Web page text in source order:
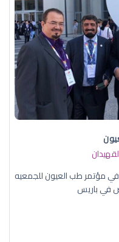
مؤتمر طب العيون للجمعيه
في باريس